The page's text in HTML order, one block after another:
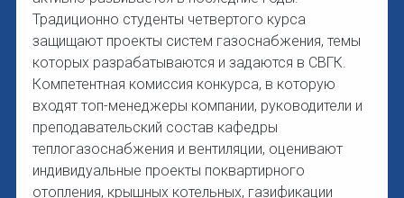
Традиционно студенты четвертого курса
защищают проекты систем газоснабжения, темы
которых разрабатываются и задаются в СВГК.
Компетентная комиссия конкурса, в которую
входят топ-менеджеры компании, руководители и
преподавательский состав кафедры
теплогазоснабжения и вентиляции, оценивают
индивидуальные проекты поквартирного
отопления, крышных котельных, газификации